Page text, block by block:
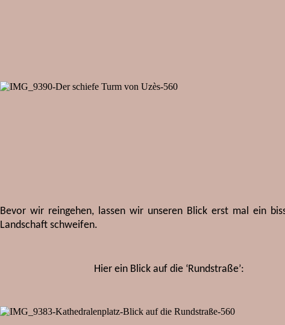
Bevor wir reingehen, lassen wir unseren Blick erst mal ein
Landschaft schweifen.
Hier ein Blick auf die ‘Rundstraße’: